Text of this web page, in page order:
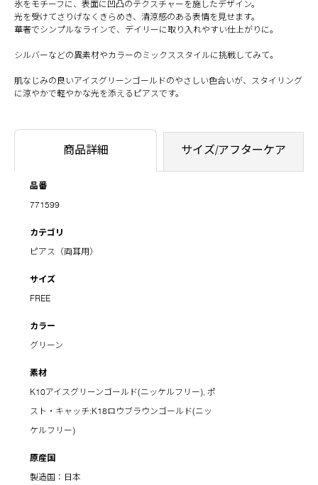
氷をモチーフに、表面に凹凸のテクスチャーを施したデザイン。
光を受けてさりげなくきらめき、清涼感のある表情を見せます。
華奢でシンプルなラインで、デイリーに取り入れやすい仕上がりに。
シルバーなどの異素材やカラーのミックススタイルに挑戦してみて。
肌なじみの良いアイスグリーンゴールドのやさしい色合いが、スタイリング
に涼やかで軽やかな光を添えるピアスです。
商品詳細 サイズ/アフターケア
品番
771599
カテゴリ
ピアス（両耳用）
サイズ
FREE
カラー
グリーン
素材
K10アイスグリーンゴールド(ニッケルフリー), ポ
スト・キャッチ:K18ロウブラウンゴールド(ニッ
ケルフリー)
原産国
製造国：日本